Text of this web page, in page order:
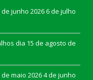
junho 20266 de julho
dia 15 de agosto de
maio 20264 de junho